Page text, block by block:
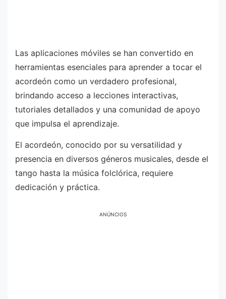
Las aplicaciones móviles se han convertido en
herramientas esenciales para aprender a tocar el
acordeón como un verdadero profesional,
brindando acceso a lecciones interactivas,
tutoriales detallados y una comunidad de apoyo
que impulsa el aprendizaje.
El acordeón, conocido por su versatilidad y
presencia en diversos géneros musicales, desde el
tango hasta la música folclórica, requiere
dedicación y práctica.
ANÚNCIOS